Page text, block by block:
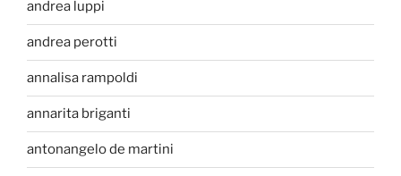
andrea luppi
andrea perotti
annalisa rampoldi
annarita briganti
antonangelo de martini